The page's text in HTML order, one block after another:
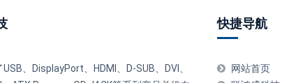
、DisplayPort、HDMI、D-SUB、DVI、
快捷导航
网站首页